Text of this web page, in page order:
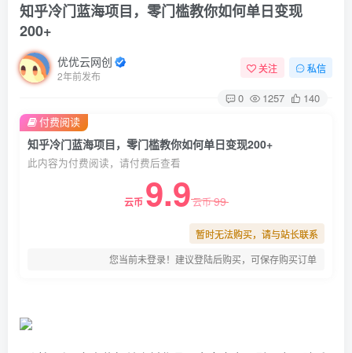
知乎冷门蓝海项目，零门槛教你如何单日变现
200+
优优云网创
2年前发布
关注 私信
0 1257 140
知乎冷门蓝海项目，零门槛教你如何单日变现200+
此内容为付费阅读，请付费后查看
云币 9.9云币99
暂时无法购买，请与站长联系
您当前未登录！建议登陆后购买，可保存购买订单
付费阅读